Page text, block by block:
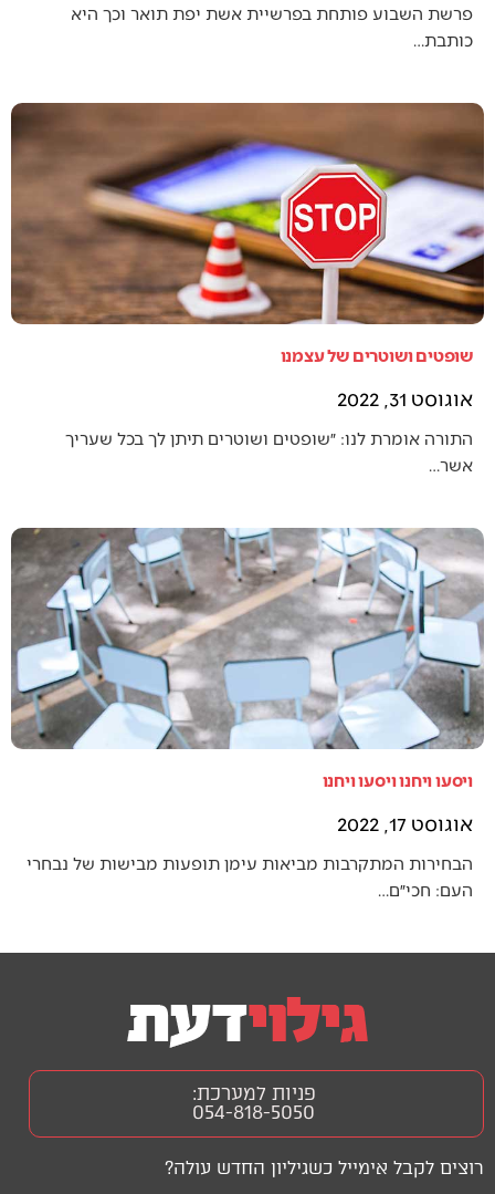
פרשת השבוע פותחת בפרשיית אשת יפת תואר וכך היא
כותבת…
שופטים ושוטרים של עצמנו
אוגוסט 31, 2022
התורה אומרת לנו: ״שופטים ושוטרים תיתן לך בכל שעריך
אשר…
ויסעו ויחנו ויסעו ויחנו
אוגוסט 17, 2022
הבחירות המתקרבות מביאות עימן תופעות מבישות של נבחרי
העם: חכי״ם…
רוצים לקבל אימייל כשגיליון החדש עולה?
פניות למערכת:
054-818-5050